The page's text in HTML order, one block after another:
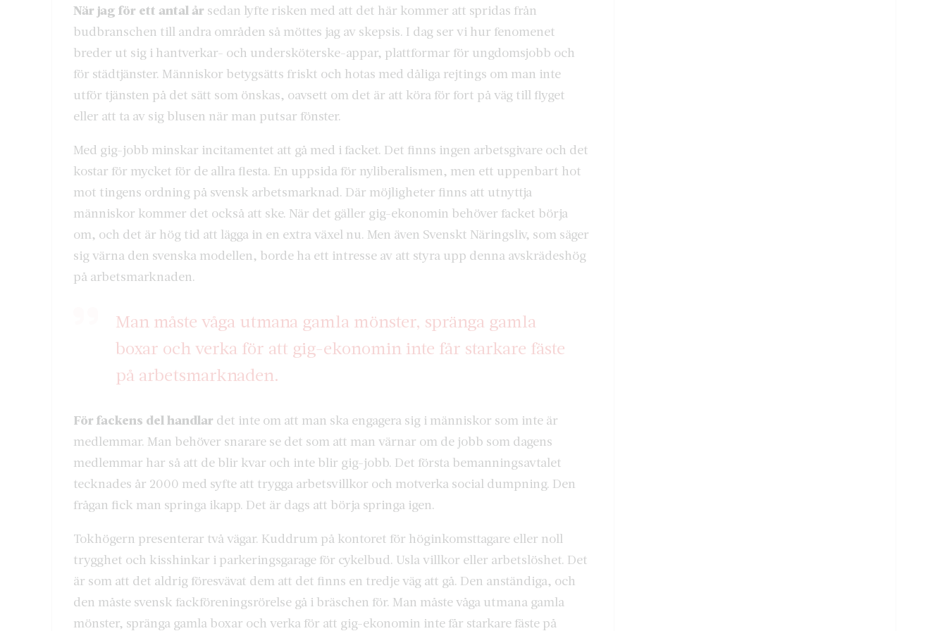
När jag för ett antal år sedan lyfte risken med att det här kommer att spridas från
budbranschen till andra områden så möttes jag av skepsis. I dag ser vi hur fenomenet
breder ut sig i hantverkar- och undersköterske-appar, plattformar för ungdomsjobb och
för städtjänster. Människor betygsätts friskt och hotas med dåliga rejtings om man inte
utför tjänsten på det sätt som önskas, oavsett om det är att köra för fort på väg till flyget
eller att ta av sig blusen när man putsar fönster.
Med gig-jobb minskar incitamentet att gå med i facket. Det finns ingen arbetsgivare och det
kostar för mycket för de allra flesta. En uppsida för nyliberalismen, men ett uppenbart hot
mot tingens ordning på svensk arbetsmarknad. Där möjligheter finns att utnyttja
människor kommer det också att ske. När det gäller gig-ekonomin behöver facket börja
om, och det är hög tid att lägga in en extra växel nu. Men även Svenskt Näringsliv, som säger
sig värna den svenska modellen, borde ha ett intresse av att styra upp denna avskrädeshög
på arbetsmarknaden.
Man måste våga utmana gamla mönster, spränga gamla
boxar och verka för att gig-ekonomin inte får starkare fäste
på arbetsmarknaden.
För fackens del handlar det inte om att man ska engagera sig i människor som inte är
medlemmar. Man behöver snarare se det som att man värnar om de jobb som dagens
medlemmar har så att de blir kvar och inte blir gig-jobb. Det första bemanningsavtalet
tecknades år 2000 med syfte att trygga arbetsvillkor och motverka social dumpning. Den
frågan fick man springa ikapp. Det är dags att börja springa igen.
Tokhögern presenterar två vägar. Kuddrum på kontoret för höginkomsttagare eller noll
trygghet och kisshinkar i parkeringsgarage för cykelbud. Usla villkor eller arbetslöshet. Det
är som att det aldrig föresvävat dem att det finns en tredje väg att gå. Den anständiga, och
den måste svensk fackföreningsrörelse gå i bräschen för. Man måste våga utmana gamla
mönster, spränga gamla boxar och verka för att gig-ekonomin inte får starkare fäste på